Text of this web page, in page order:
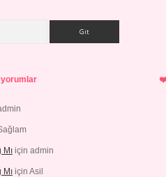
yorumlar
için admin
için Asil